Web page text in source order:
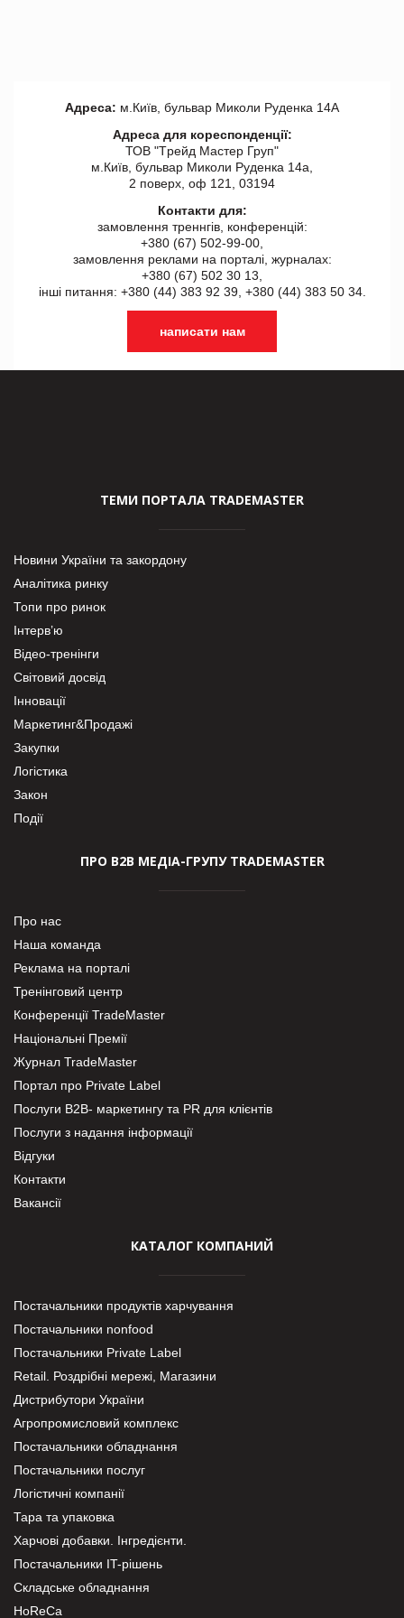
Адреса: м.Київ, бульвар Миколи Руденка 14А
Адреса для кореспонденції:
ТОВ "Tрейд Мастер Груп"
м.Київ, бульвар Миколи Руденка 14а,
2 поверх, оф 121, 03194
Контакти для:
замовлення треннгів, конференцій:
+380 (67) 502-99-00,
замовлення реклами на порталі, журналах:
+380 (67) 502 30 13,
інші питання: +380 (44) 383 92 39, +380 (44) 383 50 34.
написати нам
ТЕМИ ПОРТАЛА TRADEMASTER
Новини України та закордону
Аналітика ринку
Топи про ринок
Інтерв’ю
Відео-тренінги
Світовий досвід
Інновації
Маркетинг&Продажі
Закупки
Логістика
Закон
Події
ПРО В2В МЕДІА-ГРУПУ TRADEMASTER
Про нас
Наша команда
Реклама на порталі
Тренінговий центр
Конференції TradeMaster
Національні Премії
Журнал TradeMaster
Портал про Private Label
Послуги В2В- маркетингу та PR для клієнтів
Послуги з надання інформації
Відгуки
Контакти
Вакансії
КАТАЛОГ КОМПАНИЙ
Постачальники продуктів харчування
Постачальники nonfood
Постачальники Private Label
Retail. Роздрібні мережі, Магазини
Дистрибутори України
Агропромисловий комплекс
Постачальники обладнання
Постачальники послуг
Логістичні компанії
Тара та упаковка
Харчові добавки. Інгредієнти.
Постачальники IT-рішень
Складське обладнання
HoReCa